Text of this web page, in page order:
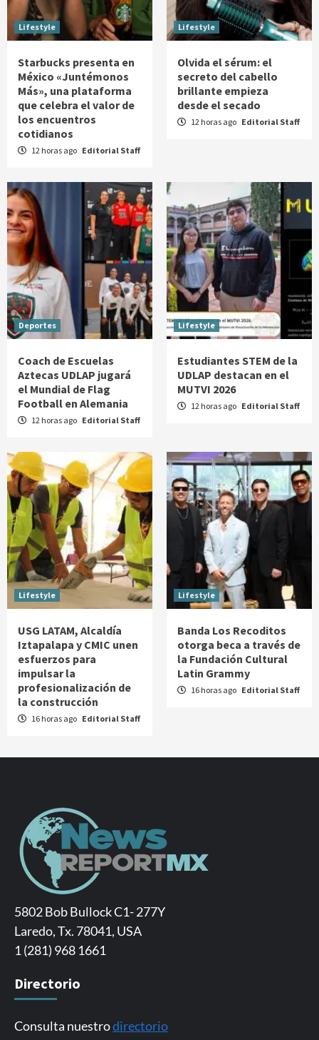
Lifestyle
Starbucks presenta en
México «Juntémonos
Más», una plataforma
que celebra el valor de
los encuentros
cotidianos
12 horas ago Editorial Staff
Lifestyle
Olvida el sérum: el
secreto del cabello
brillante empieza
desde el secado
12 horas ago Editorial Staff
Deportes
Coach de Escuelas
Aztecas UDLAP jugará
el Mundial de Flag
Football en Alemania
12 horas ago Editorial Staff
Lifestyle
Estudiantes STEM de la
UDLAP destacan en el
MUTVI 2026
12 horas ago Editorial Staff
Lifestyle
USG LATAM, Alcaldía
Iztapalapa y CMIC unen
esfuerzos para
impulsar la
profesionalización de
la construcción
16 horas ago Editorial Staff
Lifestyle
Banda Los Recoditos
otorga beca a través de
la Fundación Cultural
Latin Grammy
16 horas ago Editorial Staff
5802 Bob Bullock C1- 277Y
Laredo, Tx. 78041, USA
1 (281) 968 1661
Directorio
Consulta nuestrodirectorio